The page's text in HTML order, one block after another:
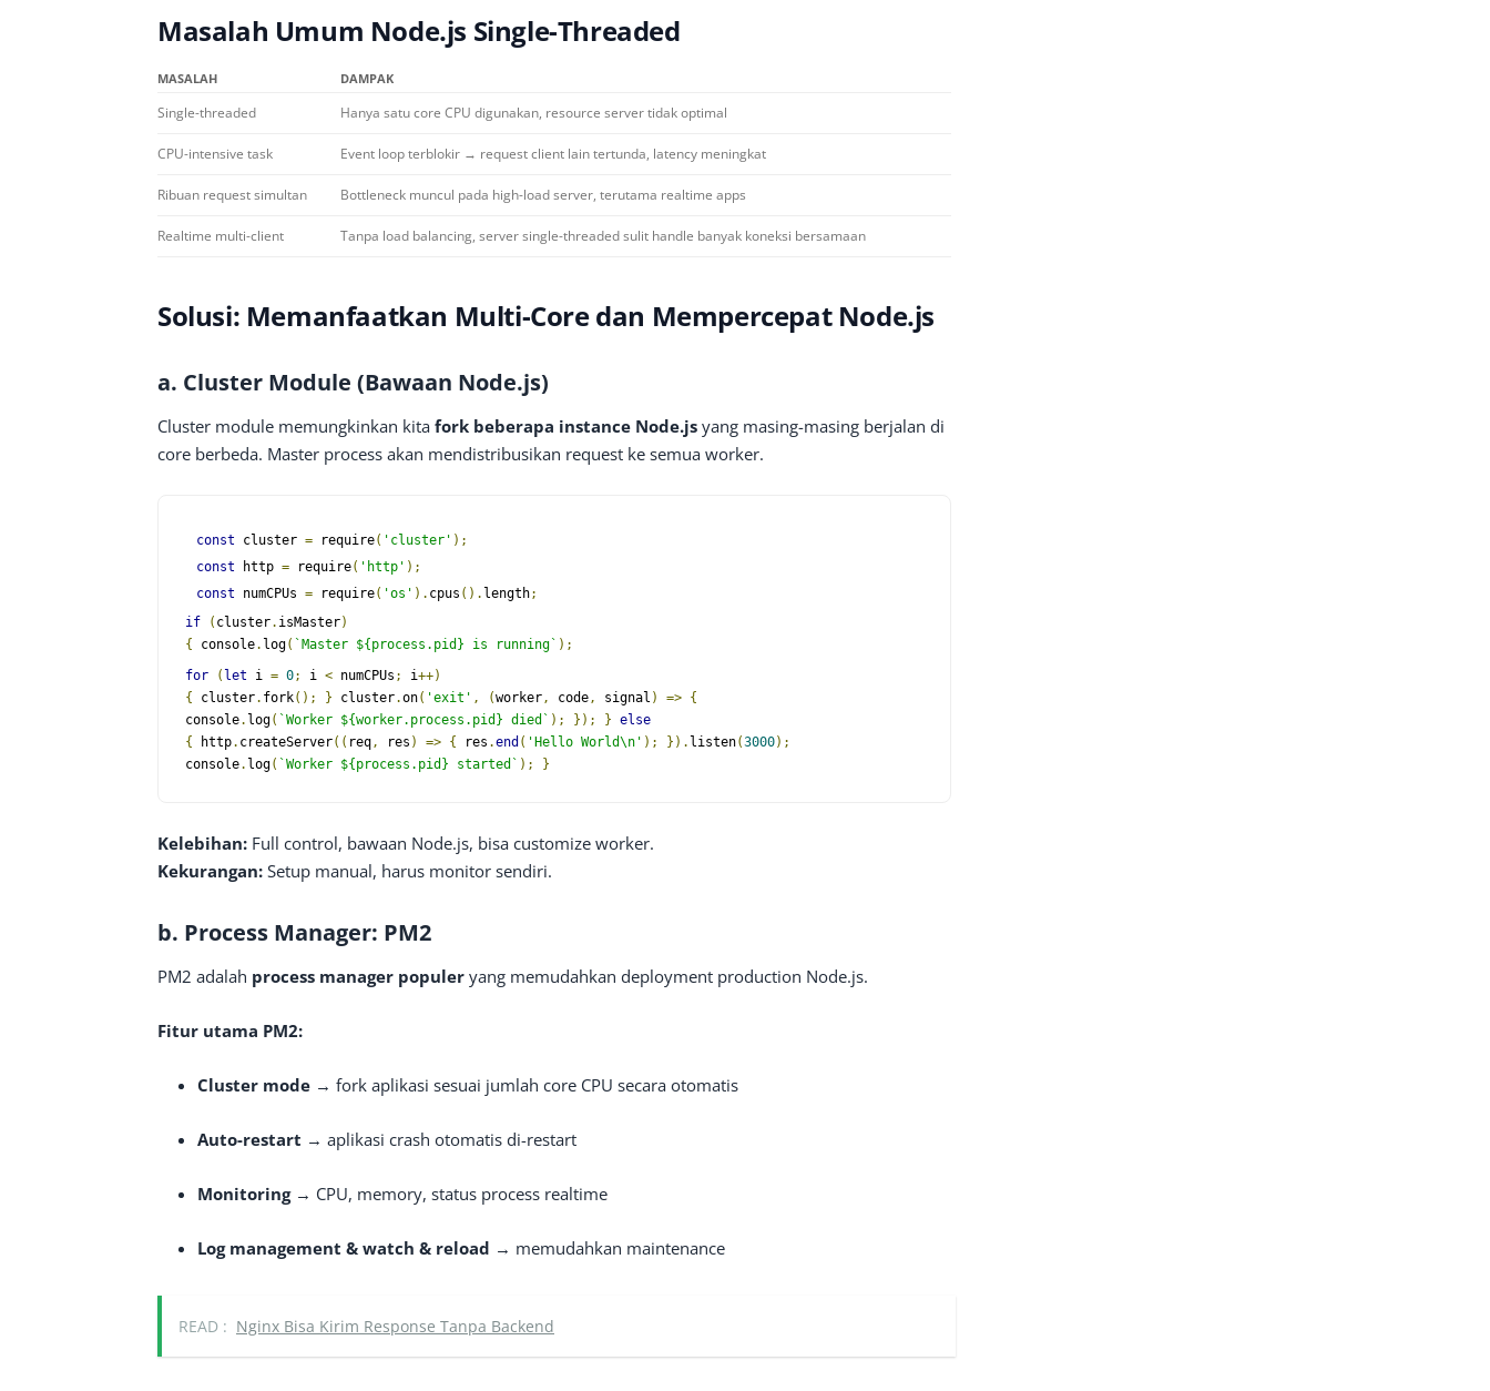
Masalah Umum Node.js Single-Threaded
MASALAH DAMPAK
Single-threaded Hanya satu core CPU digunakan, resource server tidak optimal
CPU-intensive task Event loop terblokir → request client lain tertunda, latency meningkat
Ribuan request simultan Bottleneck muncul pada high-load server, terutama realtime apps
Realtime multi-client Tanpa load balancing, server single-threaded sulit handle banyak koneksi bersamaan
Solusi: Memanfaatkan Multi-Core dan Mempercepat Node.js
a. Cluster Module (Bawaan Node.js)
Cluster module memungkinkan kita fork beberapa instance Node.js yang masing-masing berjalan di
core berbeda. Master process akan mendistribusikan request ke semua worker.
const cluster = require( 'cluster' );
const http = require( 'http' );
const numCPUs = require( 'os' ). cpus (). length;
if
( cluster. isMaster)
{
console. log( `Master ${process.pid} is running` );
for
( let i = 0; i < numCPUs ; i++)
{
cluster. fork(); } cluster.on( 'exit' , (worker, code, signal ) => {
console. log( `Worker ${worker.process.pid} died` ); }); } else
{
http. createServer( ( req, res ) => { res .end ( 'Hello World\n' ); }). listen(3000);
console. log( `Worker ${process.pid} started` ); }
Kelebihan: Full control, bawaan Node.js, bisa customize worker.
Kekurangan: Setup manual, harus monitor sendiri.
b. Process Manager: PM2
PM2 adalah process manager populer yang memudahkan deployment production Node.js.
Fitur utama PM2:
Cluster mode → fork aplikasi sesuai jumlah core CPU secara otomatis
Auto-restart → aplikasi crash otomatis di-restart
Monitoring→ CPU, memory, status process realtime
Log management & watch & reload → memudahkan maintenance
READ : Nginx Bisa Kirim Response Tanpa Backend